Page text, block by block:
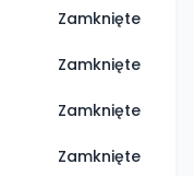
Zamknięte
Zamknięte
Zamknięte
Zamknięte